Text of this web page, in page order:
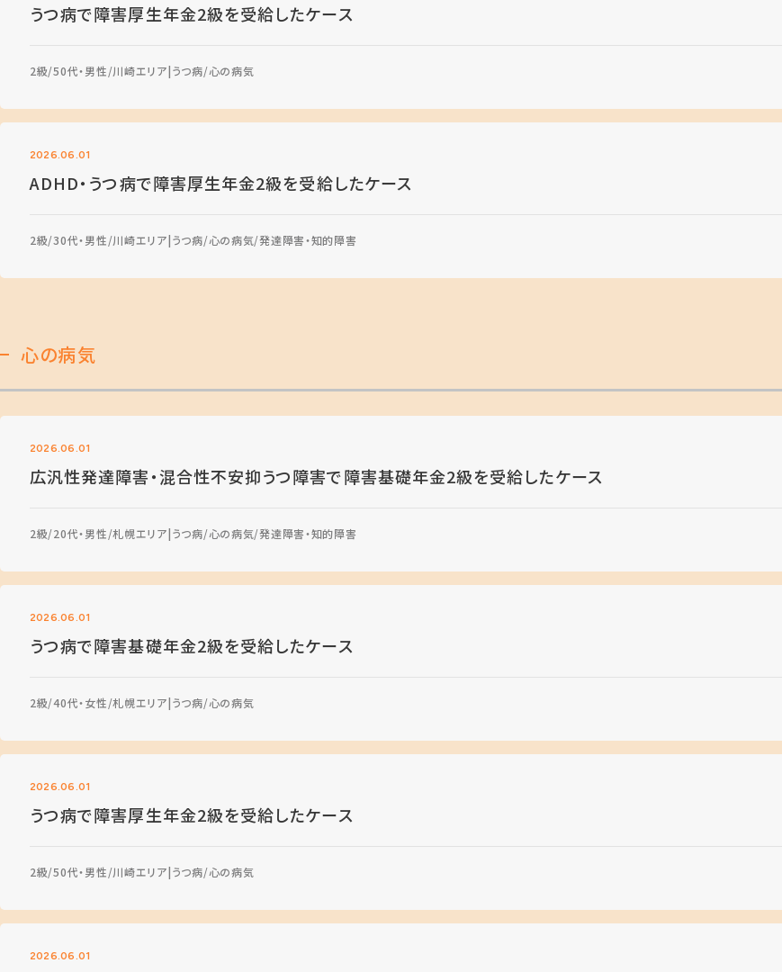
うつ病で障害厚生年金2級を受給したケース
2級 50代・男性 川崎エリア うつ病 心の病気
2026.06.01
ADHD・うつ病で障害厚生年金2級を受給したケース
2級 30代・男性 川崎エリア うつ病 心の病気 発達障害・知的障害
心の病気
2026.06.01
広汎性発達障害・混合性不安抑うつ障害で障害基礎年金2級を受給したケース
2級 20代・男性 札幌エリア うつ病 心の病気 発達障害・知的障害
2026.06.01
うつ病で障害基礎年金2級を受給したケース
2級 40代・女性 札幌エリア うつ病 心の病気
2026.06.01
うつ病で障害厚生年金2級を受給したケース
2級 50代・男性 川崎エリア うつ病 心の病気
2026.06.01